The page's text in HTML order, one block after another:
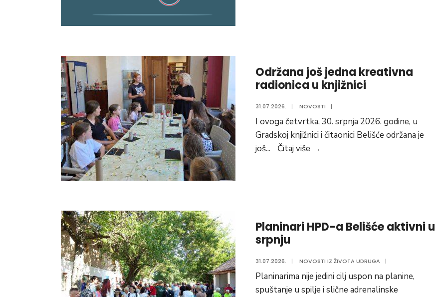
Održana još jedna kreativna
radionica u knjižnici
31.07.2026. | NOVOSTI |
I ovoga četvrtka, 30. srpnja 2026. godine, u
Gradskoj knjižnici i čitaonici Belišće održana je
još... Čitaj više →
knjižnici
Planinari HPD-a Belišće aktivni u
srpnju
31.07.2026. | NOVOSTI IZ ŽIVOTA UDRUGA |
Planinarima nije jedini cilj uspon na planine,
spuštanje u spilje i slične adrenalinske